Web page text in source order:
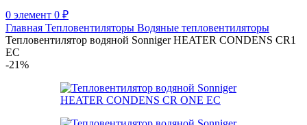
0 элемент 0 ₽
Главная Тепловентиляторы Водяные тепловентиляторы
Тепловентилятор водяной Sonniger HEATER CONDENS CR1
EC
-21%